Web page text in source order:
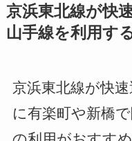
京浜東北線が快
山手線を利用す
京浜東北線が快
に有楽町や新橋